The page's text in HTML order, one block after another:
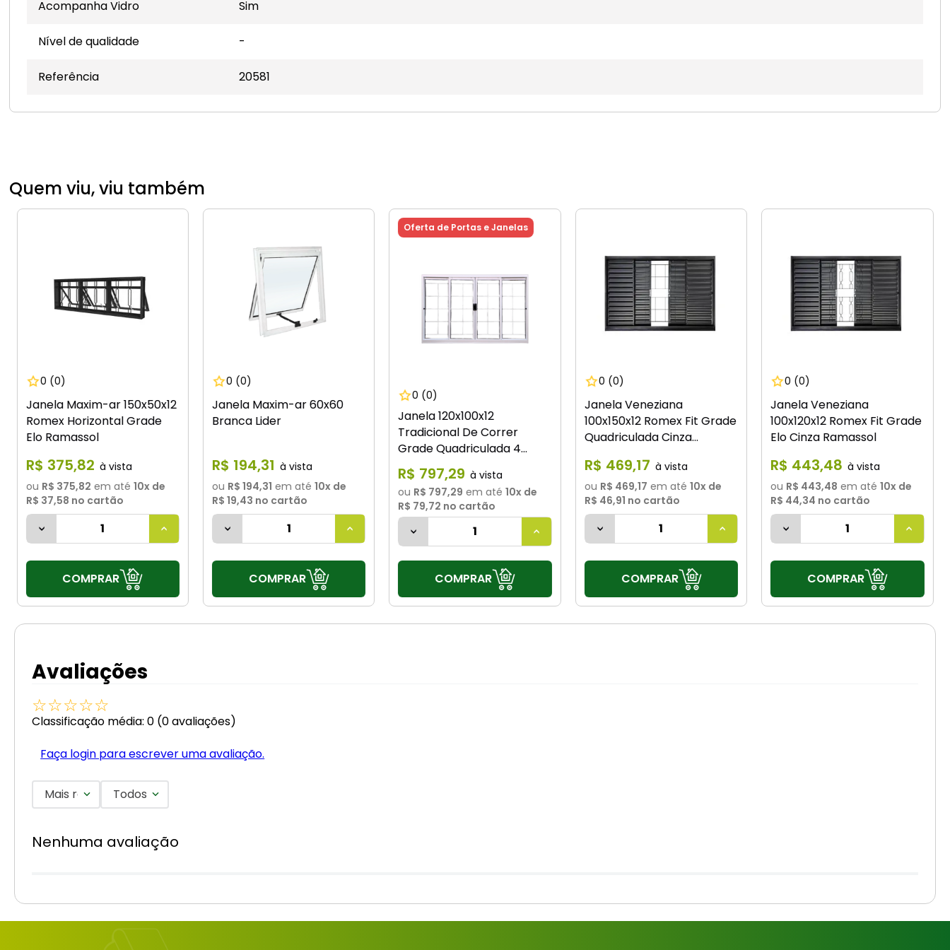
Acompanha Vidro Sim
Nível de qualidade -
Referência 20581
Quem viu, viu também
0 (0)
Janela Maxim-ar 150x50x12
Romex Horizontal Grade
Elo Ramassol
R$ 375,82
ou R$ 375,82 em até 10x de
R$ 37,58 no cartão
COMPRAR
0 (0)
Janela Maxim-ar 60x60
Branca Lider
R$ 194,31
ou R$ 194,31 em até 10x de
R$ 19,43 no cartão
COMPRAR
Oferta de Portas e Janelas
0 (0)
Janela 120x100x12
Tradicional De Correr
Grade Quadriculada 4
Folhas Branca Haiala
R$ 797,29
ou R$ 797,29 em até 10x de
R$ 79,72 no cartão
COMPRAR
0 (0)
Janela Veneziana
100x150x12 Romex Fit Grade
Quadriculada Cinza
R$ 469,17
ou R$ 469,17 em até 10x de
R$ 46,91 no cartão
COMPRAR
0 (0)
Janela Veneziana
100x120x12 Romex Fit Grade
Elo Cinza Ramassol
R$ 443,48
ou R$ 443,48 em até 10x de
R$ 44,34 no cartão
COMPRAR
Avaliações
☆☆☆☆☆
Classificação média: 0 (0 avaliações)
Faça login para escrever uma avaliação.
Mais recentesTodos
Nenhuma avaliação